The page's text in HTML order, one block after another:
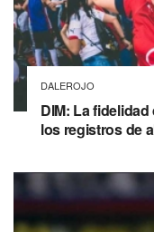
DALEROJO
DIM: La
los registros de